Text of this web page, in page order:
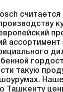
считается
ассортимент
такую
Ташкенту